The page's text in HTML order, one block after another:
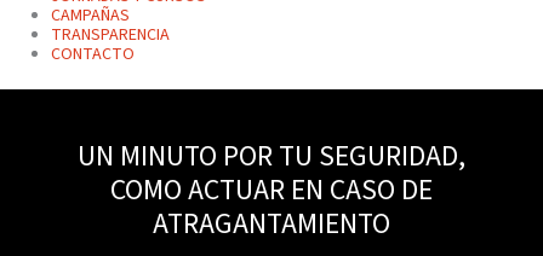
CAMPAÑAS
TRANSPARENCIA
CONTACTO
UN MINUTO POR TU SEGURIDAD,
COMO ACTUAR EN CASO DE
ATRAGANTAMIENTO